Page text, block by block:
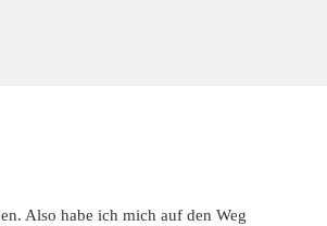
Also habe ich mich auf den Weg